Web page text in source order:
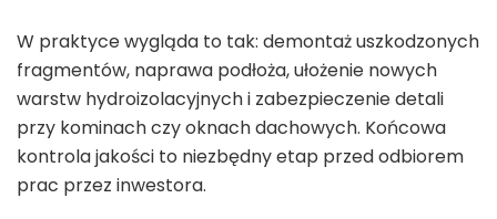
W praktyce wygląda to tak: demontaż uszkodzonych
fragmentów, naprawa podłoża, ułożenie nowych
warstw hydroizolacyjnych i zabezpieczenie detali
przy kominach czy oknach dachowych. Końcowa
kontrola jakości to niezbędny etap przed odbiorem
prac przez inwestora.